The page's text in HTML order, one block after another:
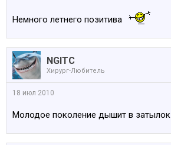
Немного летнего позитива
NGITC
Хирург-Любитель
18 июл 2010
Молодое поколение дышит в затылок